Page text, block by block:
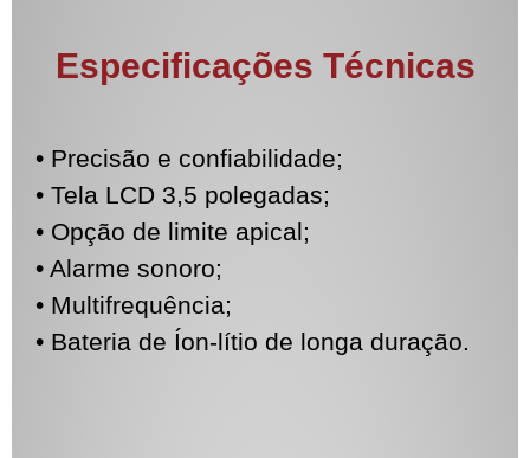
Especificações Técnicas
• Precisão e confiabilidade;
• Tela LCD 3,5 polegadas;
• Opção de limite apical;
• Alarme sonoro;
• Multifrequência;
• Bateria de Íon-lítio de longa duração.